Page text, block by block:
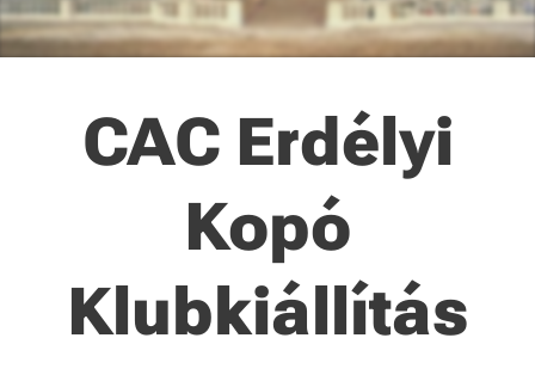
CAC Erdélyi
Kopó
Klubkiállítás